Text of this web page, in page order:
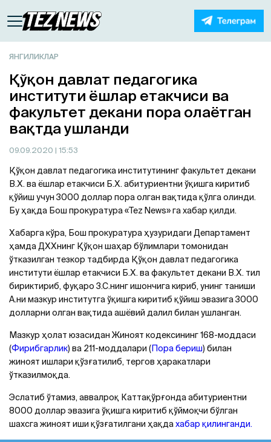
ЯНГИЛИКЛАР
Қўқон давлат педагогика
институти ёшлар етакчиси ва
факультет декани пора олаётган
вақтда ушланди
09.09.2020 | 15:53
Қўқон давлат педагогика институтининг факультет декани
В.Х. ва ёшлар етакчиси Б.Х. абитуриентни ўқишга киритиб
қўйиш учун 3000 доллар пора олган вақтида қўлга олинди.
Бу ҳақда Бош прокуратура «Tez News» га хабар қилди.
Хабарга кўра, Бош прокуратура ҳузуридаги Департамент
ҳамда ДХХнинг Қўқон шаҳар бўлимлари томонидан
ўтказилган тезкор тадбирда Қўқон давлат педагогика
институти ёшлар етакчиси Б.Х. ва факультет декани В.Х. тил
бириктириб, фуқаро З.С.нинг ишончига кириб, унинг таниши
A.ни мазкур институтга ўқишга киритиб қўйиш эвазига 3000
долларни олган вақтида ашёвий далил билан ушланган.
Мазкур ҳолат юзасидан Жиноят кодексининг 168-моддаси
(Фирибгарлик) ва 211-моддалари (Пора бериш) билан
жиноят ишлари қўзғатилиб, тергов ҳаракатлари
ўтказилмоқда.
Эслатиб ўтамиз, аввалроқ Каттақўрғонда абитуриентни
8000 доллар эвазига ўқишга киритиб қўймоқчи бўлган
шахсга жиноят иши қўзғатилгани ҳақдахабар қилинганди.